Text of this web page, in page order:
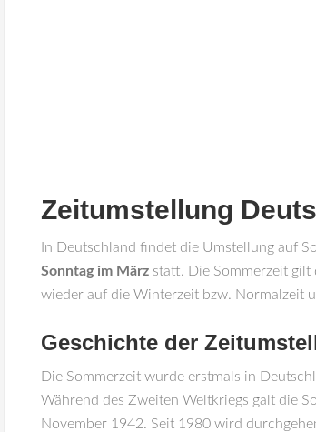
Zeitumstellung
In Deutschland findet die Umstellung auf
Sonntag im März statt. Die Sommerzeit gilt
wieder auf die Winterzeit bzw. Normalzeit
Geschichte der
Die Sommerzeit wurde erstmals in
Während des Zweiten Weltkriegs galt die
November 1942. Seit 1980 wird